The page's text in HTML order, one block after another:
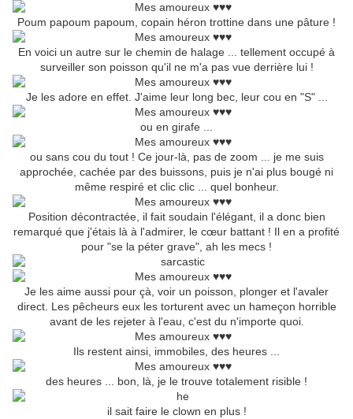
Poum papoum papoum, copain héron trottine dans une pâture !
En voici un autre sur le chemin de halage ... tellement occupé à
surveiller son poisson qu'il ne m'a pas vue derrière lui !
Je les adore en effet. J'aime leur long bec, leur cou en "S" ...
ou en girafe ...
ou sans cou du tout ! Ce jour-là, pas de zoom ... je me suis
approchée, cachée par des buissons, puis je n'ai plus bougé ni
même respiré et clic clic ... quel bonheur.
Position décontractée, il fait soudain l'élégant, il a donc bien
remarqué que j'étais là à l'admirer, le cœur battant ! Il en a profité
pour "se la péter grave", ah les mecs !
Je les aime aussi pour çà, voir un poisson, plonger et l'avaler
direct. Les pêcheurs eux les torturent avec un hameçon horrible
avant de les rejeter à l'eau, c'est du n'importe quoi.
Ils restent ainsi, immobiles, des heures ...
des heures ... bon, là, je le trouve totalement risible !
il sait faire le clown en plus !